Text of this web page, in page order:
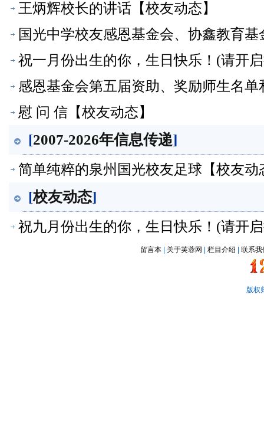
王炳辉校长的讲话【校友动态】
国光中学校友感恩基金会、协鑫教育
重举行
祝一月份出生的你，生日快乐！(请开
感恩基金会第五届资助、奖励师生名
慰 问 信【校友动态】
[2007-2026年信息传递]
简单纯粹的泉州国光校友足球【校友动
[校友动态]
祝九月份出生的你，生日快乐！(请开
留言本| 关于芙蓉网 栏目介绍 联系我
版权